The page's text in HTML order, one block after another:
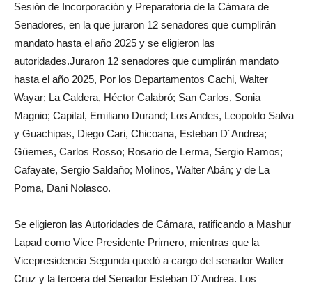
Sesión de Incorporación y Preparatoria de la Cámara de
Senadores, en la que juraron 12 senadores que cumplirán
mandato hasta el año 2025 y se eligieron las
autoridades.Juraron 12 senadores que cumplirán mandato
hasta el año 2025, Por los Departamentos Cachi, Walter
Wayar; La Caldera, Héctor Calabró; San Carlos, Sonia
Magnio; Capital, Emiliano Durand; Los Andes, Leopoldo Salva
y Guachipas, Diego Cari, Chicoana, Esteban D´Andrea;
Güemes, Carlos Rosso; Rosario de Lerma, Sergio Ramos;
Cafayate, Sergio Saldaño; Molinos, Walter Abán; y de La
Poma, Dani Nolasco.
Se eligieron las Autoridades de Cámara, ratificando a Mashur
Lapad como Vice Presidente Primero, mientras que la
Vicepresidencia Segunda quedó a cargo del senador Walter
Cruz y la tercera del Senador Esteban D´Andrea. Los